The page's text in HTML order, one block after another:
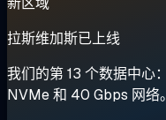
拉斯维加斯已上线
我们的第 13 个数据中心
NVMe 和 40 Gbps 网络